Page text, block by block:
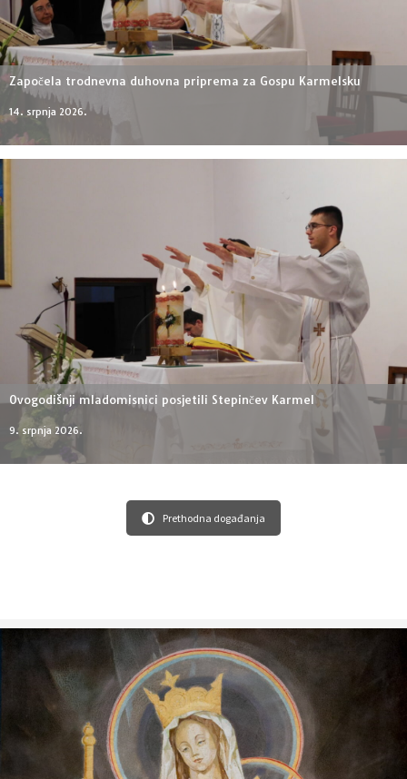
Započela trodnevna duhovna priprema za Gospu Karmelsku
14. srpnja 2026.
Ovogodišnji mladomisnici posjetili Stepinčev Karmel
9. srpnja 2026.
Prethodna događanja